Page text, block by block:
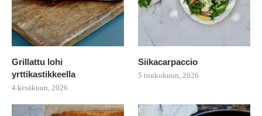
Grillattu lohi
yrttikastikkeella
4 kesäkuun, 2026
Siikacarpaccio
5 toukokuun, 2026